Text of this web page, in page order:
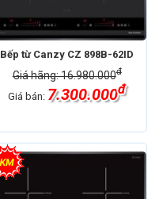
Bếp từ Canzy CZ 898B-62ID
Giá hãng: 16.980.000đ
Giá bán: 7.300.000đ